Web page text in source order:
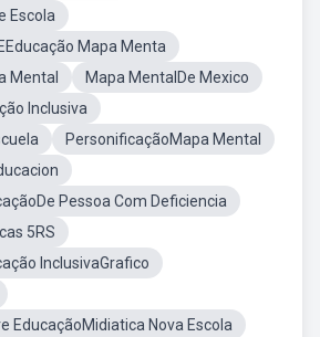
Escola
Mapa Menta
Mental
Mapa MentalDe Mexico
Inclusiva
PersonificaçãoMapa Mental
Pessoa Com Deficiencia
5RS
InclusivaGrafico
EducaçãoMidiatica Nova Escola